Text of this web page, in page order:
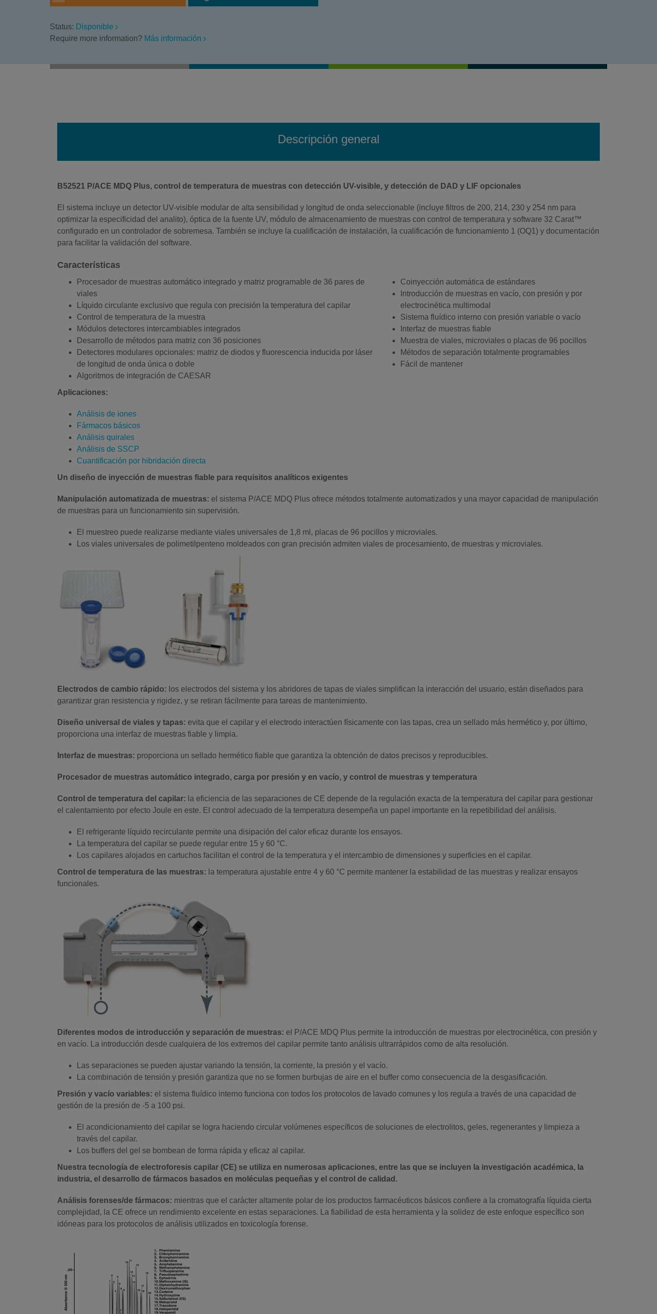
Status: Disponible
Require more information? Más información
Descripción general
B52521 P/ACE MDQ Plus, control de temperatura de muestras con detección UV-visible, y detección de DAD y LIF opcionales
El sistema incluye un detector UV-visible modular de alta sensibilidad y longitud de onda seleccionable (incluye filtros de 200, 214, 230 y 254 nm para
optimizar la especificidad del analito), óptica de la fuente UV, módulo de almacenamiento de muestras con control de temperatura y software 32 Carat™
configurado en un controlador de sobremesa. También se incluye la cualificación de instalación, la cualificación de funcionamiento 1 (OQ1) y documentación
para facilitar la validación del software.
Características
Procesador de muestras automático integrado y matriz programable de 36 pares de
viales
Líquido circulante exclusivo que regula con precisión la temperatura del capilar
Control de temperatura de la muestra
Módulos detectores intercambiables integrados
Desarrollo de métodos para matriz con 36 posiciones
Detectores modulares opcionales: matriz de diodos y fluorescencia inducida por láser
de longitud de onda única o doble
Algoritmos de integración de CAESAR
Coinyección automática de estándares
Introducción de muestras en vacío, con presión y por
electrocinética multimodal
Sistema fluídico interno con presión variable o vacío
Interfaz de muestras fiable
Muestra de viales, microviales o placas de 96 pocillos
Métodos de separación totalmente programables
Fácil de mantener
Aplicaciones:
Análisis de iones
Fármacos básicos
Análisis quirales
Análisis de SSCP
Cuantificación por hibridación directa
Un diseño de inyección de muestras fiable para requisitos analíticos exigentes
Manipulación automatizada de muestras: el sistema P/ACE MDQ Plus ofrece métodos totalmente automatizados y una mayor capacidad de manipulación
de muestras para un funcionamiento sin supervisión.
El muestreo puede realizarse mediante viales universales de 1,8 ml, placas de 96 pocillos y microviales.
Los viales universales de polimetilpenteno moldeados con gran precisión admiten viales de procesamiento, de muestras y microviales.
Electrodos de cambio rápido: los electrodos del sistema y los abridores de tapas de viales simplifican la interacción del usuario, están diseñados para
garantizar gran resistencia y rigidez, y se retiran fácilmente para tareas de mantenimiento.
Diseño universal de viales y tapas: evita que el capilar y el electrodo interactúen físicamente con las tapas, crea un sellado más hermético y, por último,
proporciona una interfaz de muestras fiable y limpia.
Interfaz de muestras: proporciona un sellado hermético fiable que garantiza la obtención de datos precisos y reproducibles.
Procesador de muestras automático integrado, carga por presión y en vacío, y control de muestras y temperatura
Control de temperatura del capilar: la eficiencia de las separaciones de CE depende de la regulación exacta de la temperatura del capilar para gestionar
el calentamiento por efecto Joule en este. El control adecuado de la temperatura desempeña un papel importante en la repetibilidad del análisis.
El refrigerante líquido recirculante permite una disipación del calor eficaz durante los ensayos.
La temperatura del capilar se puede regular entre 15 y 60 °C.
Los capilares alojados en cartuchos facilitan el control de la temperatura y el intercambio de dimensiones y superficies en el capilar.
Control de temperatura de las muestras: la temperatura ajustable entre 4 y 60 °C permite mantener la estabilidad de las muestras y realizar ensayos
funcionales.
Diferentes modos de introducción y separación de muestras: el P/ACE MDQ Plus permite la introducción de muestras por electrocinética, con presión y
en vacío. La introducción desde cualquiera de los extremos del capilar permite tanto análisis ultrarrápidos como de alta resolución.
Las separaciones se pueden ajustar variando la tensión, la corriente, la presión y el vacío.
La combinación de tensión y presión garantiza que no se formen burbujas de aire en el buffer como consecuencia de la desgasificación.
Presión y vacío variables: el sistema fluídico interno funciona con todos los protocolos de lavado comunes y los regula a través de una capacidad de
gestión de la presión de -5 a 100 psi.
El acondicionamiento del capilar se logra haciendo circular volúmenes específicos de soluciones de electrolitos, geles, regenerantes y limpieza a
través del capilar.
Los buffers del gel se bombean de forma rápida y eficaz al capilar.
Nuestra tecnología de electroforesis capilar (CE) se utiliza en numerosas aplicaciones, entre las que se incluyen la investigación académica, la
industria, el desarrollo de fármacos basados en moléculas pequeñas y el control de calidad.
Análisis forenses/de fármacos: mientras que el carácter altamente polar de los productos farmacéuticos básicos confiere a la cromatografía líquida cierta
complejidad, la CE ofrece un rendimiento excelente en estas separaciones. La fiabilidad de esta herramienta y la solidez de este enfoque específico son
idóneas para los protocolos de análisis utilizados en toxicología forense.